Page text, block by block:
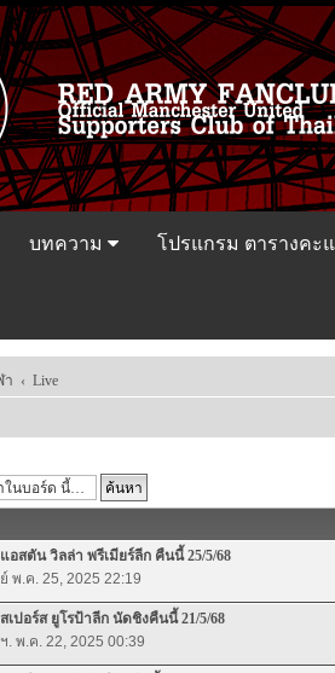
บทความ โปรแกรม ตารางคะ
า ‹ Live
สตัน วิลล่า พรีเมียร์ลีก คืนนี้ 25/5/68
พ.ค. 25, 2025 22:19
ปอร์ส ยูโรป้าลีก นัดชิงคืนนี้ 21/5/68
พ.ค. 22, 2025 00:39